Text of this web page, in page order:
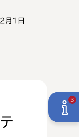
月1日
3